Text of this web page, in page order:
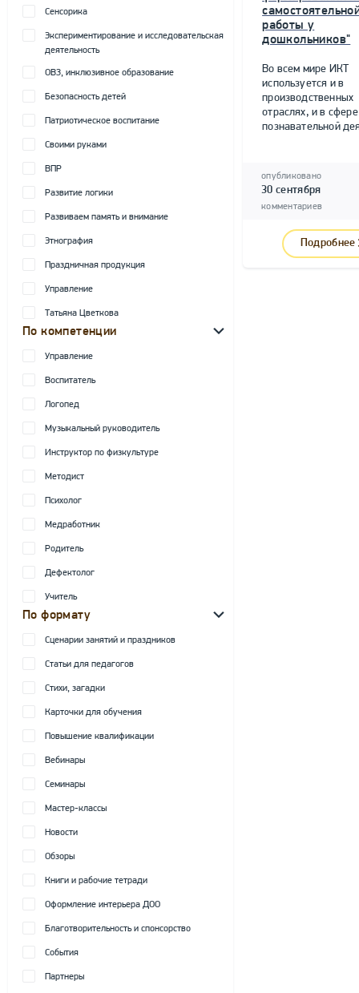
Сенсорика
Экспериментирование и исследовательская
деятельность
ОВЗ, инклюзивное образование
Безопасность детей
Патриотическое воспитание
Своими руками
ВПР
Развитие логики
Развиваем память и внимание
Этнография
Праздничная продукция
Управление
Татьяна Цветкова
По компетенции
Управление
Воспитатель
Логопед
Музыкальный руководитель
Инструктор по физкультуре
Методист
Психолог
Медработник
Родитель
Дефектолог
Учитель
По формату
Сценарии занятий и праздников
Статьи для педагогов
Стихи, загадки
Карточки для обучения
Повышение квалификации
Вебинары
Семинары
Мастер-классы
Новости
Обзоры
Книги и рабочие тетради
Оформление интерьера ДОО
Благотворительность и спонсорство
События
Партнеры
работы у
дошкольников"
Во всем мире ИКТ
используется и в
производственных
отраслях, и в сфере
познавательной
опубликовано
30 сентября
комментариев
Подробнее